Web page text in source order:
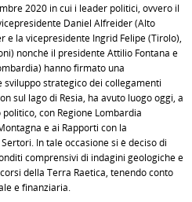
2020 in cui i leader politici, ovvero il
Daniel Alfreider (Alto
e la vicepresidente Ingrid Felipe (Tirolo),
nonché il presidente Attilio Fontana e
hanno firmato una
strategico dei collegamenti
sul lago di Resia, ha avuto luogo oggi, a
con Regione Lombardia
e ai Rapporti con la
In tale occasione si è deciso di
comprensivi di indagini geologiche e
della Terra Raetica, tenendo conto
e finanziaria.